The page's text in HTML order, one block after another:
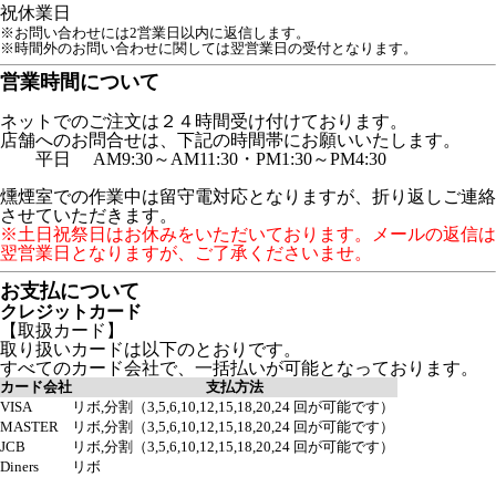
祝休業日
※お問い合わせには2営業日以内に返信します。
※時間外のお問い合わせに関しては翌営業日の受付となります。
営業時間について
ネットでのご注文は２４時間受け付けております。
店舗へのお問合せは、下記の時間帯にお願いいたします。
平日 AM9:30～AM11:30・PM1:30～PM4:30
燻煙室での作業中は留守電対応となりますが、折り返しご連絡
させていただきます。
※土日祝祭日はお休みをいただいております。メールの返信は
翌営業日となりますが、ご了承くださいませ。
お支払について
クレジットカード
【取扱カード】
取り扱いカードは以下のとおりです。
すべてのカード会社で、一括払いが可能となっております。
カード会社
支払方法
VISA
リボ,分割（3,5,6,10,12,15,18,20,24 回が可能です）
MASTER
リボ,分割（3,5,6,10,12,15,18,20,24 回が可能です）
JCB
リボ,分割（3,5,6,10,12,15,18,20,24 回が可能です）
Diners
リボ